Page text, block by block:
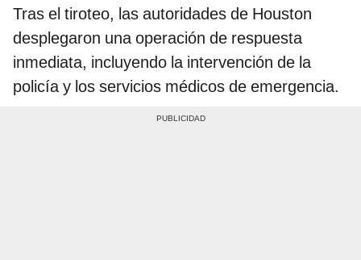
Tras el tiroteo, las autoridades de Houston
desplegaron una operación de respuesta
inmediata, incluyendo la intervención de la
policía y los servicios médicos de emergencia.